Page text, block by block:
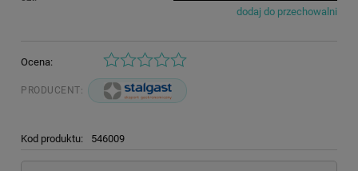
dodaj do przechowalni
Ocena:
PRODUCENT:
Kod produktu: 546009